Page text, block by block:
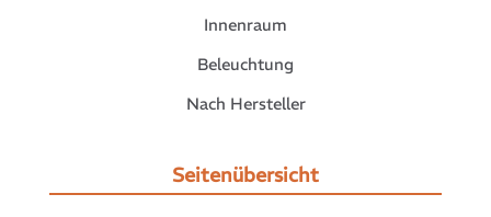
Innenraum
Beleuchtung
Nach Hersteller
Seitenübersicht